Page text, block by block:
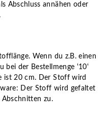
Abschluss annähen oder
Wenn du z.B. einen
bei der Bestellmenge '10'
ist 20 cm. Der Stoff wird
Der Stoff wird gefaltet
zu.